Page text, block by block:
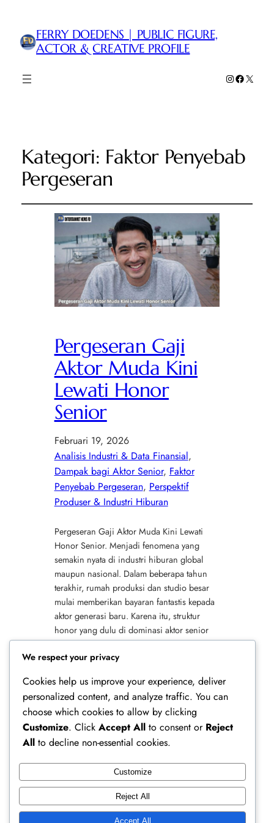
FERRY DOEDENS | PUBLIC FIGURE,
ACTOR & CREATIVE PROFILE
Instagram
Facebook
X
Kategori: Faktor Penyebab
Pergeseran
Pergeseran Gaji
Aktor Muda Kini
Lewati Honor
Senior
Februari 19, 2026
Analisis Industri & Data Finansial
Dampak bagi Aktor Senior, Faktor
Penyebab Pergeseran, Perspektif
Produser & Industri Hiburan
Pergeseran Gaji Aktor Muda Kini Lewati
Honor Senior. Menjadi fenomena yang
semakin nyata di industri hiburan global
maupun nasional. Dalam beberapa tahun
terakhir, rumah produksi dan studio besar
mulai memberikan bayaran fantastis kepada
aktor generasi baru. Karena itu, struktur
honor yang dulu di dominasi aktor senior
kini berubah secara signifikan. Pergeseran
Gaji Aktor Muda Dan…
Ferry Doedens | Public Figure, Actor & Creative
Profile
We respect your privacy
Cookies help us improve your experience, deliver
personalized content, and analyze traffic. You can
choose which cookies to allow by clicking
Customize. Click Accept All to consent or Reject
All to decline non-essential cookies.
Customize
Reject All
Accept All